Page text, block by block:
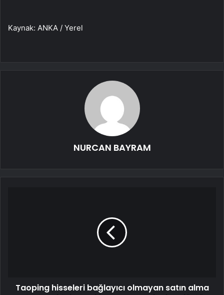
Kaynak: ANKA / Yerel
NURCAN BAYRAM
Taoping hisseleri bağlayıcı olmayan satın alma